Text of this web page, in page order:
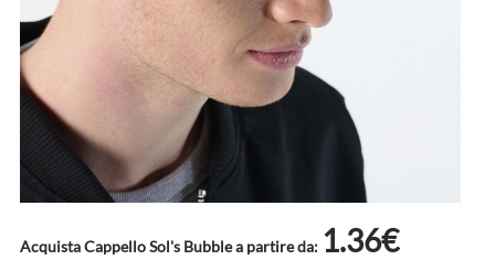
Acquista Cappello Sol's Bubble a partire da: 1.36€